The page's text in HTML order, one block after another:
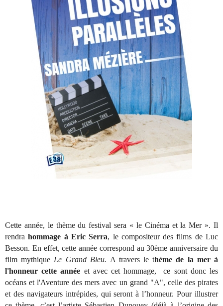
Cette année, le thème du festival sera « le Cinéma et la Mer ». Il
rendrahommage à Eric Serra, le compositeur des films de Luc
Besson. En effet, cette année correspond au 30ème anniversaire du
film mythique Le Grand Bleu. A travers le thème de la mer à
l'honneur cette année et avec cet hommage, ce sont donc les
océans et l'Aventure des mers avec un grand "A", celle des pirates
et des navigateurs intrépides, qui seront à l’honneur. Pour illustrer